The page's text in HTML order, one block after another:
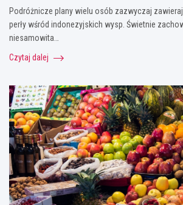
Podróżnicze plany wielu osób zazwyczaj
perły wśród indonezyjskich wysp. Świetnie
niesamowita…
Czytaj dalej